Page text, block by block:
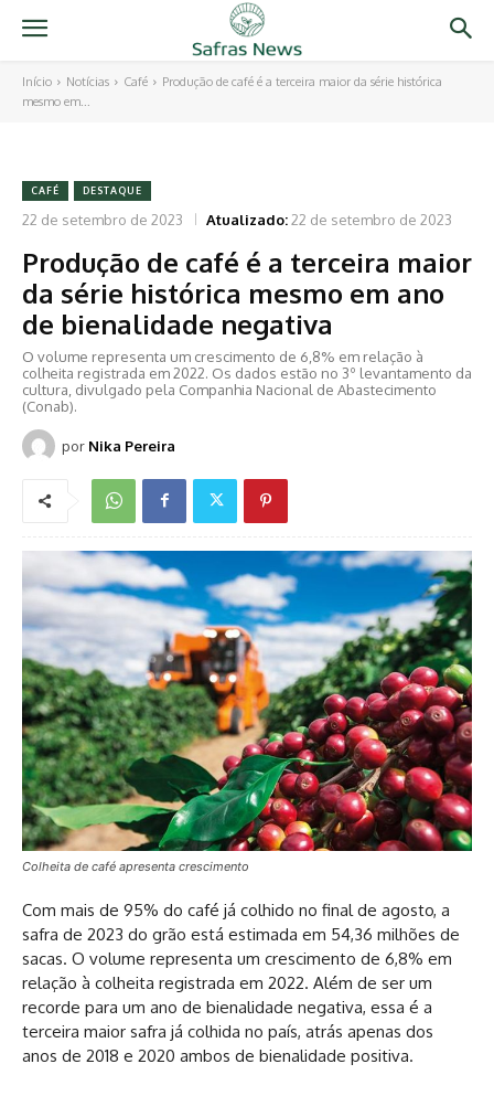
Início Notícias Café
Produção de café é a terceira maior da série histórica
mesmo em...
CAFÉ DESTAQUE
22 de setembro de 2023 Atualizado:22 de setembro de 2023
Produção de café é a terceira maior
da série histórica mesmo em ano
de bienalidade negativa
O volume representa um crescimento de 6,8% em relação à
colheita registrada em 2022. Os dados estão no 3º levantamento da
cultura, divulgado pela Companhia Nacional de Abastecimento
(Conab).
por Nika Pereira
Colheita de café apresenta crescimento
Com mais de 95% do café já colhido no final de agosto, a
safra de 2023 do grão está estimada em 54,36 milhões de
sacas. O volume representa um crescimento de 6,8% em
relação à colheita registrada em 2022. Além de ser um
recorde para um ano de bienalidade negativa, essa é a
terceira maior safra já colhida no país, atrás apenas dos
anos de 2018 e 2020 ambos de bienalidade positiva.